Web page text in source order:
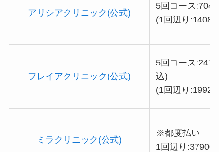
アリシアクリニック(公式)
5回コース
(1回辺り
フレイアクリニック(公式)
5回コース
込)
(1回辺り
ミラクリニック(公式)
※都度払い
1回辺り:37900